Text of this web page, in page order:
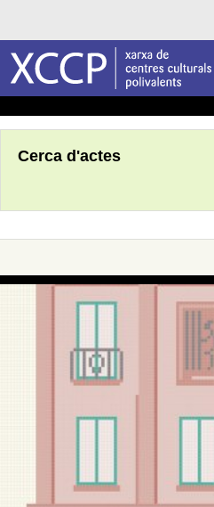
Cerca d'actes